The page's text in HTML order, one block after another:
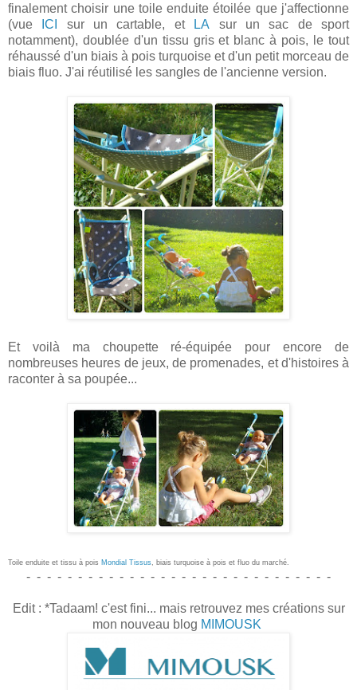
finalement choisir une toile enduite étoilée que j'affectionne
(vue
ICI sur un cartable, et LA sur un sac de sport
notamment), doublée d'un tissu gris et blanc à pois, le tout
réhaussé d'un biais à pois turquoise et d'un petit morceau de
biais fluo. J'ai réutilisé les sangles de l'ancienne version.
Et voilà ma choupette ré-équipée pour encore de
nombreuses heures de jeux, de promenades, et d'histoires à
raconter à sa poupée...
Toile enduite et tissu à pois Mondial Tissus , biais turquoise à pois et fluo du marché.
- - - - - - - - - - - - - - - - - - - - - - - - - - - - - -
Edit : *Tadaam! c'est fini... mais retrouvez mes créations sur
mon nouveau blog MIMOUSK